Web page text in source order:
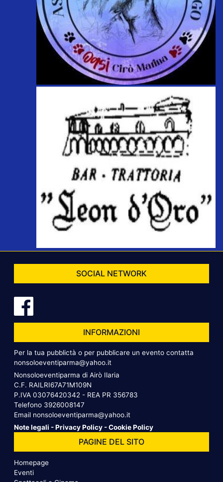
SOCIAL NETWORK
INFORMAZIONI
Per la tua pubblictà o per pubblicare un evento contatta
nonsoloeventiparma@yahoo.it
Nonsoloeventiparma di Airò Ilaria
C.F. RAILRI67A71M109N
P.IVA 03076420342 - REA PR 356783
Telefono 3926008147
Email nonsoloeventiparma@yahoo.it
Note legali -Privacy Policy -Cookie Policy
PAGINE DEL SITO
Homepage
Eventi